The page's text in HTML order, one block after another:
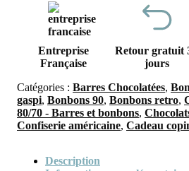
Entreprise
Française
Retour gratuit
jours
Catégories : Barres Chocolatées,
gaspi, Bonbons 90, Bonbons retro,
80/70 - Barres et bonbons,
Confiserie américaine, Cadeau
Description